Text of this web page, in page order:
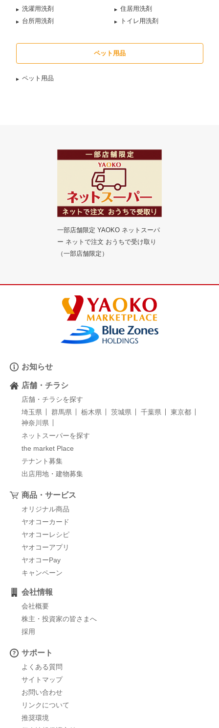
洗濯用洗剤
住居用洗剤
台所用洗剤
トイレ用洗剤
ペット用品
ペット用品
一部店舗限定 YAOKO ネットスーパ
ー ネットで注文 おうちで受け取り
（一部店舗限定）
お知らせ
店舗・チラシ
店舗・チラシを探す
埼玉県
群馬県 栃木県 茨城県 千葉県
東京都
神奈川県
ネットスーパーを探す
the market Place
テナント募集
出店用地・建物募集
商品・サービス
オリジナル商品
ヤオコーカード
ヤオコーレシピ
ヤオコーアプリ
ヤオコーPay
キャンペーン
会社情報
会社概要
株主・投資家の皆さまへ
採用
サポート
よくある質問
サイトマップ
お問い合わせ
リンクについて
推奨環境